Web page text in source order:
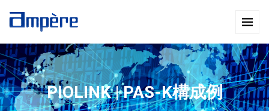
PIOLINK | PAS-K構成例